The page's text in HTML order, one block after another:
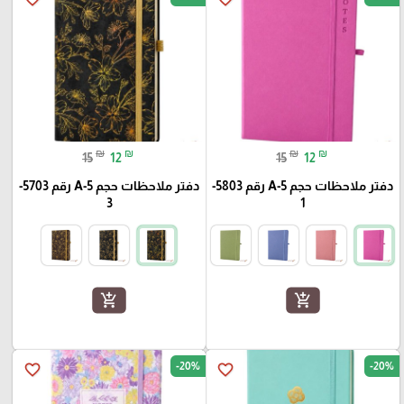
15 ₪ 12 ₪
دفتر ملاحظات حجم A-5 رقم 5803-
1
add_shopping_cart
15 ₪ 12 ₪
دفتر ملاحظات حجم A-5 رقم 5703-
3
add_shopping_cart
favorite_border -20%
favorite_border -20%